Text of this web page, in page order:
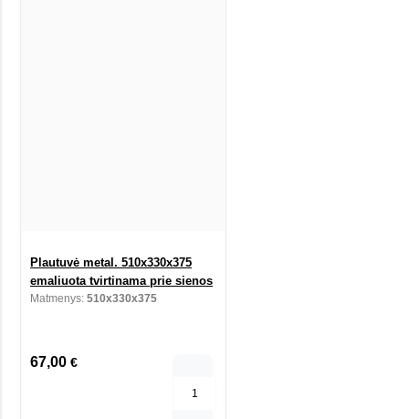
Plautuvė metal. 510x330x375
emaliuota tvirtinama prie sienos
Matmenys: 510x330x375
67,00 €